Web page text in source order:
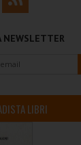
NEWSLETTER
LIBRI